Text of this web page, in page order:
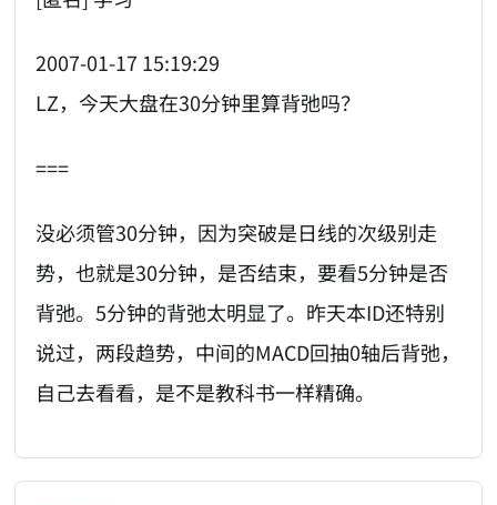
2007-01-17 15:19:29
LZ，今天大盘在30分钟里算背弛吗？
===
没必须管30分钟，因为突破是日线的次级别走
势，也就是30分钟，是否结束，要看5分钟是否
背弛。5分钟的背弛太明显了。昨天本ID还特别
说过，两段趋势，中间的MACD回抽0轴后背弛，
自己去看看，是不是教科书一样精确。